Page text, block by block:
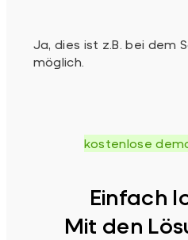
Ja, dies ist z.B. bei dem
möglich.
kostenlose
Einfach
Mit den